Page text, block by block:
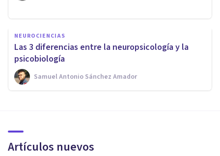
NEUROCIENCIAS
Las 3 diferencias entre la neuropsicología y la
psicobiología
Samuel Antonio Sánchez Amador
Artículos nuevos